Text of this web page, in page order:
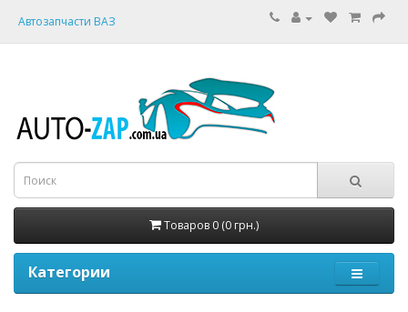
Автозапчасти ВАЗ
Товаров 0 (0 грн.)
Категории